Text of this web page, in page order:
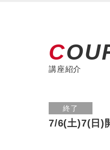
講座紹介
終了
7/6(土)7(日)